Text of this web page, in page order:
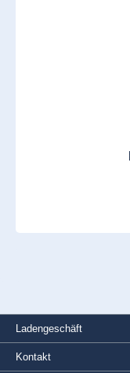
Ladengeschäft
Kontakt